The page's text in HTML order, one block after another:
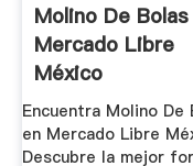
Molino De Bolas
Mercado Libre
México
Encuentra Molino De
en Mercado Libre
Descubre la mejor